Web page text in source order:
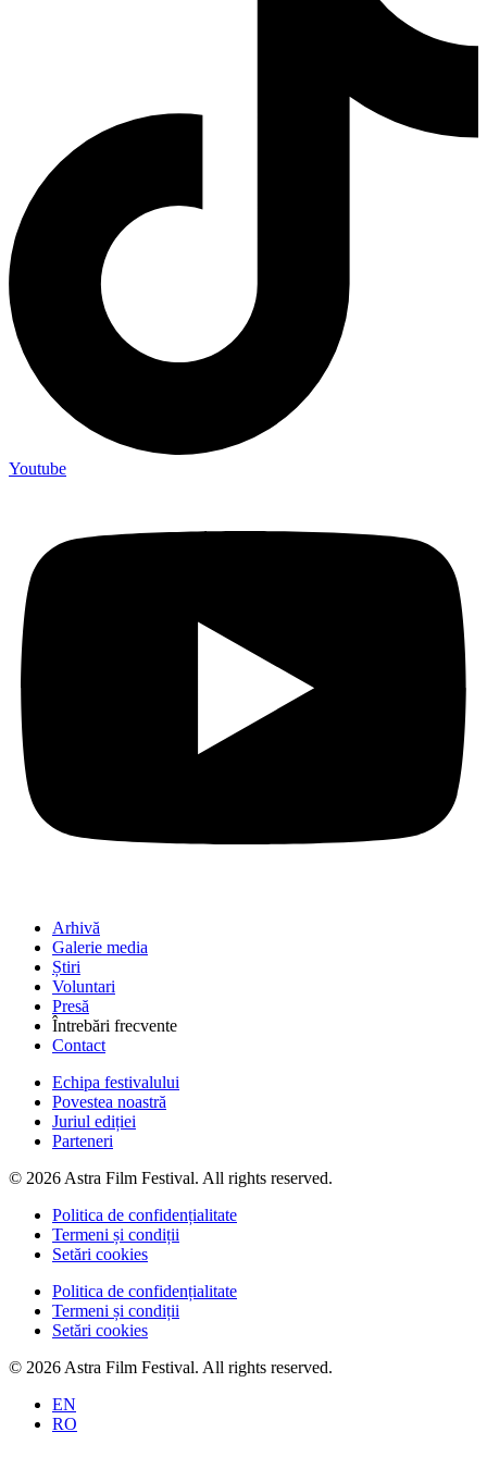
Youtube
Arhivă
Galerie media
Știri
Voluntari
Presă
Întrebări frecvente
Contact
Echipa festivalului
Povestea noastră
Juriul ediției
Parteneri
© 2026 Astra Film Festival. All rights reserved.
Politica de confidențialitate
Termeni și condiții
Setări cookies
Politica de confidențialitate
Termeni și condiții
Setări cookies
© 2026 Astra Film Festival. All rights reserved.
EN
RO